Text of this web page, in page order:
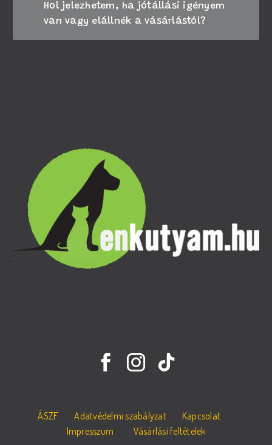
Hol jelezhetem, ha jótállási igényem
van vagy elállnék a vásárlástól?
ÁSZF Adatvédelmi szabályzat
Kapcsolat
Impresszum
Vásárlási feltételek